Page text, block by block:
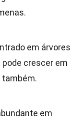
em árvores
pode crescer em
também.
em